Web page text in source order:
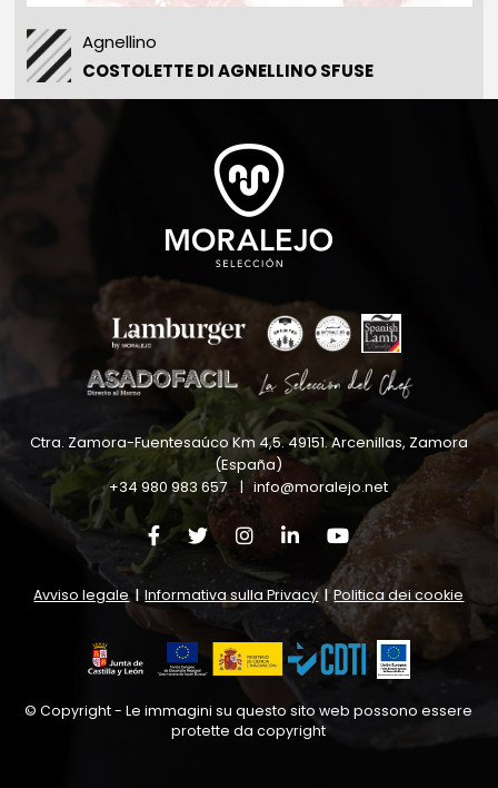
Agnellino
COSTOLETTE DI AGNELLINO SFUSE
Ctra. Zamora-Fuentesaúco Km 4,5.49151.Arcenillas, Zamora
(España)
+34 980 983 657 |info@moralejo.net
Avviso legale | Informativa sulla Privacy | Politica dei cookie
© Copyright - Le immagini su questo sito web possono essere
protette da copyright